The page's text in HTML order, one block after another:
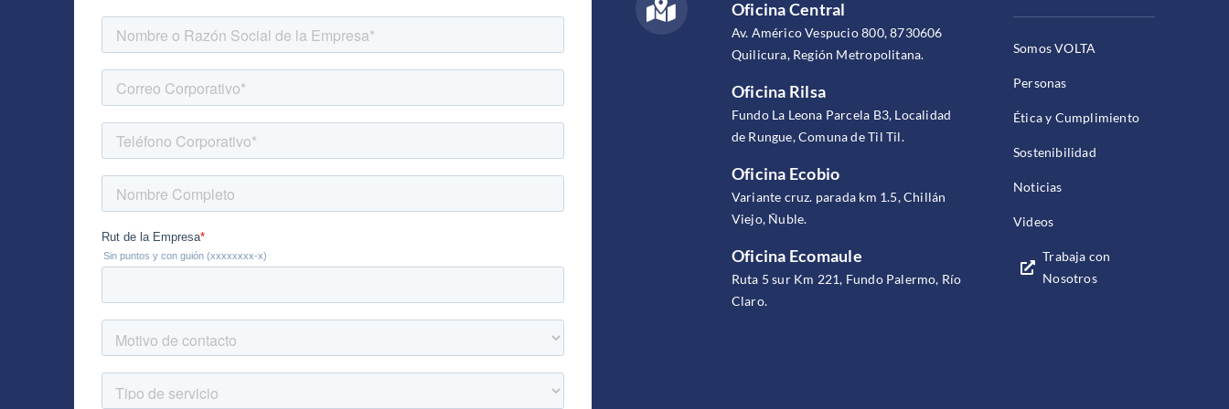
Oficina Central
Av. Américo Vespucio 800, 8730606
Quilicura, Región Metropolitana.
Oficina Rilsa
Fundo La Leona Parcela B3, Localidad
de Rungue, Comuna de Til Til.
Oficina Ecobio
Variante cruz. parada km 1.5, Chillán
Viejo, Ñuble.
Oficina Ecomaule
Ruta 5 sur Km 221, Fundo Palermo, Río
Claro.
Somos VOLTA
Personas
Ética y Cumplimiento
Sostenibilidad
Noticias
Videos
Trabaja con
Nosotros